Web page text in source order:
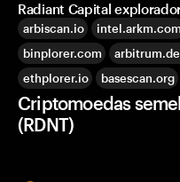
Radiant Capital
arbiscan.io intel.arkm.com
binplorer.com
ethplorer.io
basescan.org
Criptomoedas
(RDNT)